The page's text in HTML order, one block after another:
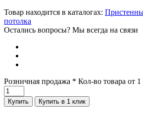
Товар находится в каталогах:
потолка
Остались вопросы? Мы всегда на связи
Розничная продажа * Кол-во товара от
Купить Купить в 1 клик